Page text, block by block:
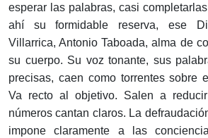
esperar las palabras, casi
ahí su formidable reserva, ese
Villarrica, Antonio Taboada, alma de
su cuerpo. Su voz tonante, sus
precisas, caen como torrentes sobre
Va recto al obje­tivo. Salen a
números cantan claros. La
impone cla­ramente a las